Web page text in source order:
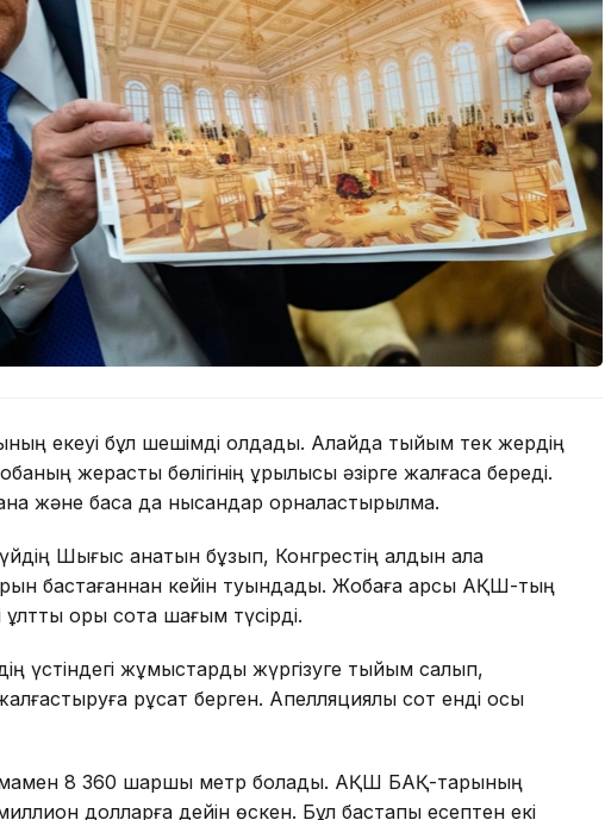
екеуі бұл шешімді қолдады. Алайда тыйым тек жердің
жерасты бөлігінің құрылысы әзірге жалғаса береді.
және басқа да нысандар орналастырылмақ.
Шығыс қанатын бұзып, Конгрестің алдын ала
бастағаннан кейін туындады. Жобаға қарсы АҚШ-тың
қоры сотқа шағым түсірді.
үстіндегі жұмыстарды жүргізуге тыйым салып,
рұқсат берген. Апелляциялық сот енді осы
8 360 шаршы метр болады. АҚШ БАҚ-тарының
долларға дейін өскен. Бұл бастапқы есептен екі